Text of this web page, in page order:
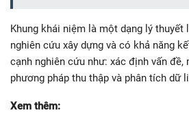
Khung khái niệm là một dạng lý thuyết
nghiên cứu xây dựng và có khả năng
cạnh nghiên cứu như: xác định vấn đề,
phương pháp thu thập và phân tích dữ
Xem thêm: